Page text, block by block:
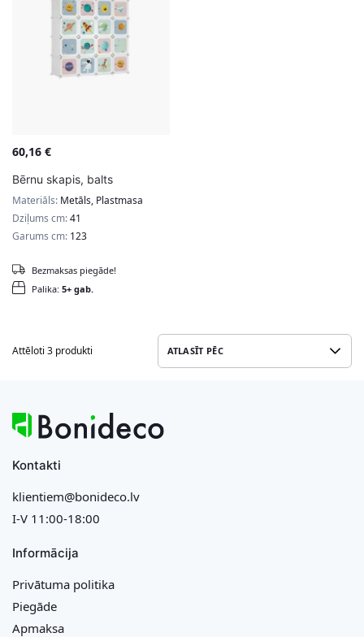
60,16 €
Bērnu skapis, balts
Materiāls: Metāls, Plastmasa
Dziļums cm:41
Garums cm: 123
Palika: 5+ gab.
Bezmaksas piegāde!
Attēloti 3 produkti
Kontakti
klientiem@bonideco.lv
I-V 11:00-18:00
Informācija
Privātuma politika
Piegāde
Apmaksa